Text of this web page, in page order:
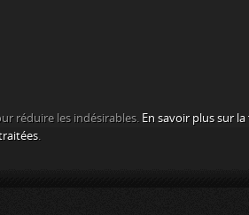
réduire les indésirables. En savoir plus sur
.